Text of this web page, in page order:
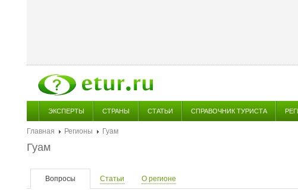
ЭКСПЕРТЫ СТРАНЫ СТАТЬИ СПРАВОЧНИК ТУРИСТА
Главная Регионы
Гуам
Гуам
Вопросы Статьи О регионе